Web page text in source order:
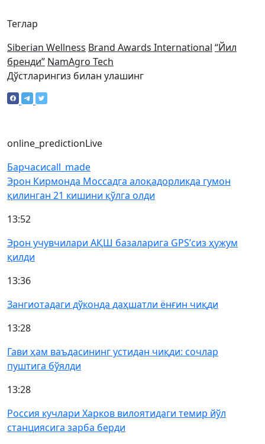
Теглар
Siberian Wellness Brand Awards International “Йил
бренди” NamAgro Tech
Дўстларингиз билан улашинг
online_predictionLive
Барчасиcall_made
Эрон Кирмонда Моссадга алоқадорликда гумон
қилинган 21 кишини қўлга олди
13:52
Эрон учувчилари АҚШ базаларига GPS’сиз ҳужум
қилди
13:36
Зангиотадаги дўконда даҳшатли ёнғин чиқди
13:28
Гави ҳам ваъдасининг устидан чиқди: сочлар
пуштига бўялди
13:28
Россия кучлари Харков вилоятидаги темир йўл
станциясига зарба берди